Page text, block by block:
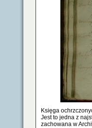
Księga
Jest to jedna z
zachowana w